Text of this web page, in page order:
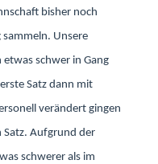
bisher noch
Unsere
schwer in Gang
Satz dann mit
verändert gingen
Satz. Aufgrund der
schwerer als im